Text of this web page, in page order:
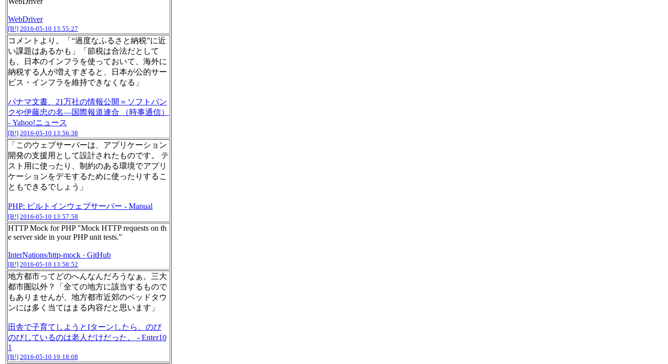
WebDriver
[B!] 2016-05-10 13:55:27
コメントより。「“過度なふるさと納税”に近
い課題はあるかも」「節税は合法だとして
も、日本のインフラを使っておいて、海外に
納税する人が増えすぎると、日本が公的サー
ビス・インフラを維持できなくなる」
パナマ文書、21万社の情報公開＝ソフトバン
クや伊藤忠の名―国際報道連合 （時事通信）
- Yahoo!ニュース
[B!] 2016-05-10 13:56:38
「このウェブサーバーは、アプリケーション
開発の支援用として設計されたものです。 テ
スト用に使ったり、制約のある環境でアプリ
ケーションをデモするために使ったりするこ
ともできるでしょう」
PHP: ビルトインウェブサーバー - Manual
[B!] 2016-05-10 13:57:58
HTTP Mock for PHP "Mock HTTP requests on th
e server side in your PHP unit tests."
InterNations/http-mock · GitHub
[B!] 2016-05-10 13:58:52
地方都市ってどのへんなんだろうなぁ。三大
都市圏以外？「全ての地方に該当するもので
もありませんが、地方都市近郊のベッドタウ
ンには多く当てはまる内容だと思います」
田舎で子育てしようとIターンしたら、のび
のびしているのは老人だけだった。 - Enter10
1
[B!] 2016-05-10 19:18:08